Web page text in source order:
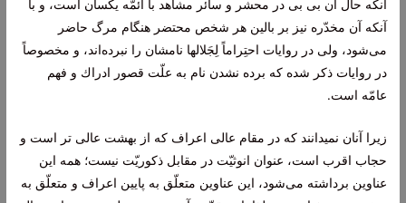
آنكه حال آن بى بى در محشر و سائر مشاهد با ائمّه يكسان است، و با
آنكه آن مخدّره نيز بر بالين هر شخص محتضر هنگام مرگ حاضر
مى‌شود، ولى در روايات احتِراماً لِجَلالها نامشان را نبرده‌اند، و مخصوصاً
در روايات ذكر شده كه برده نشدن نام به علّت قصور ادراك و فهم
عامّه است.
زيرا آنان نميدانند كه در مقام عالى اعراف كه از بهشت عالى تر است و
حجاب اقرب است، عنوان انوثيّت در مقابل ذكوريّت نيست؛ همه اين
عناوين برداشته مى‌شود، اين عناوين متعلّق به پایين اعراف و متعلّق به